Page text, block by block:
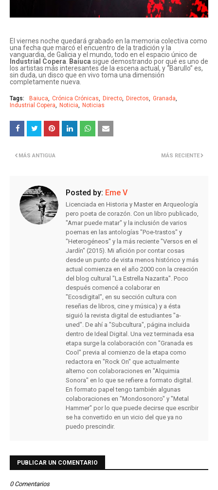
El viernes noche quedará grabado en la memoria colectiva como
una fecha que marcó el encuentro de la tradición y la
vanguardia, de Galicia y el mundo, todo en el espacio único de
Industrial Copera. Baiuca sigue demostrando por qué es uno de
los artistas más interesantes de la escena actual, y “Barullo” es,
sin duda, un disco que en vivo toma una dimensión
completamente nueva.
Tags: Baiuca Crónica Crónicas Directo Directos
Granada
Industrial Copera
Noticia Noticias
MÁS RECIENTE
MÁS ANTIGUA
Posted by: Eme V
Licenciada en Historia y Master en Arqueología
pero poeta de corazón. Con un libro publicado,
"Amar puede matar" y la inclusión de varios
poemas en las antologías "Poe-trastos" y
"Heterogéneos" y la más reciente "Versos en el
Jardín" (2015). Mi afición por contar cosas
desde un punto de vista menos histórico y más
actual comienza en el año 2000 con la creación
del blog cultural "La Estrella Nazarita". Poco
después comencé a colaborar en
"Ecosdigital", en su sección cultura con
reseñas de libros, cine y música) y a ésta
siguió la revista digital de estudiantes "a-
uned". De ahí a "Subcultura", página incluida
dentro de Ideal Digital. Una vez terminada esa
etapa surge la colaboración con "Granada es
Cool" previa al comienzo de la etapa como
redactora en "Rock On" que actualmente
alterno con colaboraciones en "Alquimia
Sonora" en lo que se refiere a formato digital.
En formato papel tengo también algunas
colaboraciones en "Mondosonoro" y "Metal
Hammer" por lo que puede decirse que escribir
se ha convertido en un vicio del que ya no
puedo prescindir.
PUBLICAR UN COMENTARIO
0 Comentarios